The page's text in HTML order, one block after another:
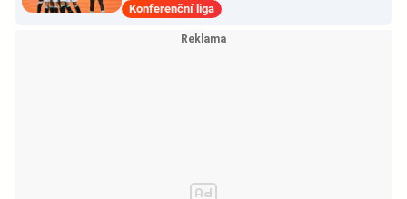
vezou nadějný náskok
Konferenční liga